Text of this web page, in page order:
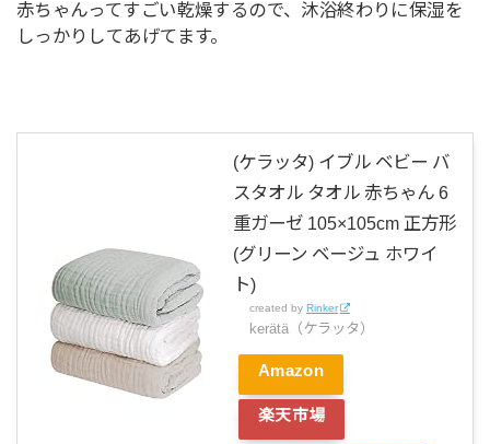
赤ちゃんってすごい乾燥するので、沐浴終わりに保湿を
しっかりしてあげてます。
(ケラッタ) イブル ベビー バ
スタオル タオル 赤ちゃん 6
重ガーゼ 105×105cm 正方形
(グリーン ベージュ ホワイ
ト)
created by Rinker
kerätä（ケラッタ）
Amazon
楽天市場